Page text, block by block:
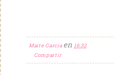
Maite Garcia en16:32
Compartir